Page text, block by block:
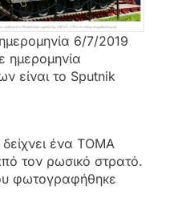
6/7/2019
ημερομηνία
είναι το Sputnik
ένα ΤΟΜΑ
τον ρωσικό στρατό.
φωτογραφήθηκε